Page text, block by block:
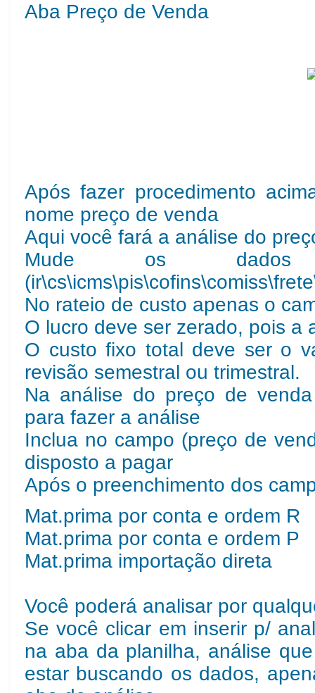
Aba Preço de Venda
Após fazer procedimento
nome preço de venda
Aqui você fará a análise do
Mude os dados
No rateio de custo apenas o
O lucro deve ser zerado, pois a
O custo fixo total deve ser o
revisão semestral ou trimestral.
Na análise do preço de
para fazer a análise
Inclua no campo (preço de
disposto a pagar
Após o preenchimento dos
Mat.prima por conta e ordem R
Mat.prima por conta e ordem P
Mat.prima importação direta
Você poderá analisar por
Se você clicar em inserir p/
na aba da planilha, análise
estar buscando os dados,